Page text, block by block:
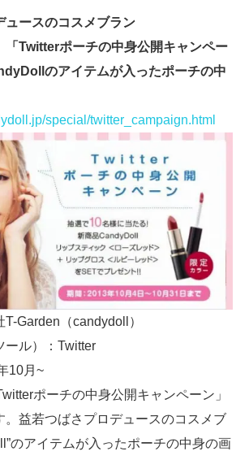
ュースのコスメブラン
Twitterポーチの中身公開キャンペー
のアイテムが入ったポーチの中
special/twitter_campaign.html
Garden（candydoll）
ール）：Twitter
10月~
ポーチの中身公開キャンペーン」
。益若つばさプロデュースのコスメブ
のアイテムが入ったポーチの中身の画